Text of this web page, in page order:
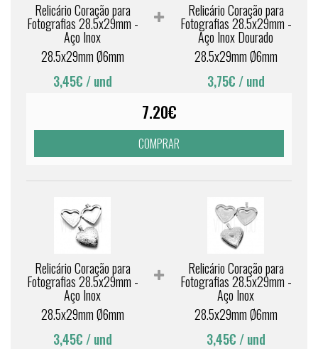
Relicário Coração para
Fotografias 28.5x29mm -
Aço Inox
28.5x29mm Ø6mm
3,45€ / und
Relicário Coração para
Fotografias 28.5x29mm -
Aço Inox Dourado
28.5x29mm Ø6mm
3,75€ / und
7.20€
COMPRAR
Relicário Coração para
Fotografias 28.5x29mm -
Aço Inox
28.5x29mm Ø6mm
3,45€ / und
Relicário Coração para
Fotografias 28.5x29mm -
Aço Inox
28.5x29mm Ø6mm
3,45€ / und